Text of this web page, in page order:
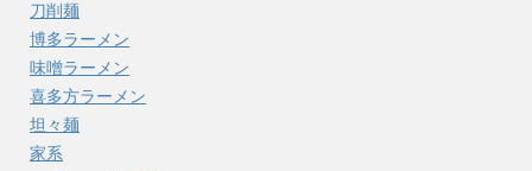
刀削麺
博多ラーメン
味噌ラーメン
喜多方ラーメン
坦々麺
家系